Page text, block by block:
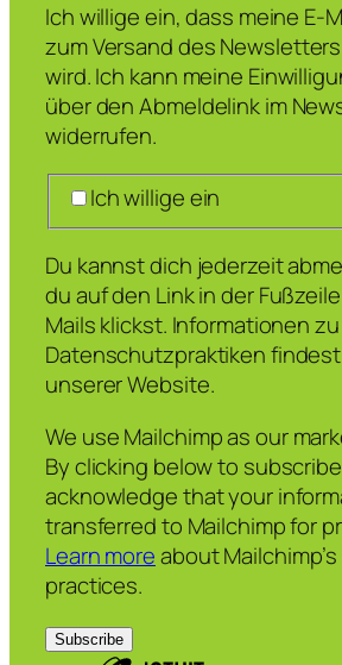
Ich willige ein, dass meine E-
zum Versand des
wird. Ich kann meine
über den Abmeldelink im
widerrufen.
Ich willige ein
Du kannst dich jederzeit
du auf den Link in der
Mails klickst. Informationen
Datenschutzpraktiken
unserer Website.
We use Mailchimp as our
By clicking below to
acknowledge that your
transferred to Mailchimp for
Learn moreabout
practices.